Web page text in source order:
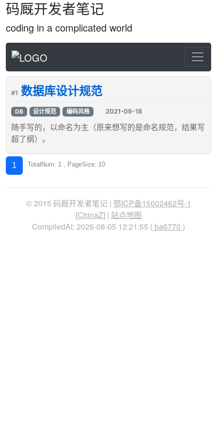
码厩开发者笔记
coding in a complicated world
#1 数据库设计规范
DB 设计规范 编码风格 2021-09-18
随手写的，以命名为主（原来想写的是命名规范，结果写
超了纲）。
1 TotalNum: 1 , PageSize: 10
© 2015 码厩开发者笔记 | 鄂ICP备15002462号-1
[ChinaZ] | 站点地图
CompiledAt: 2026-08-05 12:21:55 ( ba6770 )